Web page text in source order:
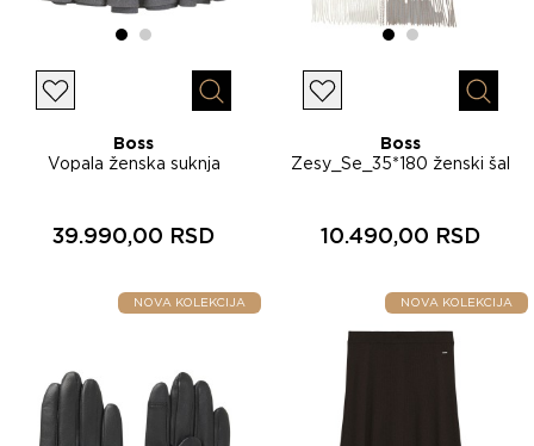
Lista želja Brzi pregled
Boss
Vopala ženska suknja
39.990,00 RSD
Lista želja Brzi
Boss
Zesy_Se_35*180 ženski šal
10.490,00 RSD
NOVA KOLEKCIJA NOVA KOLEKCIJA